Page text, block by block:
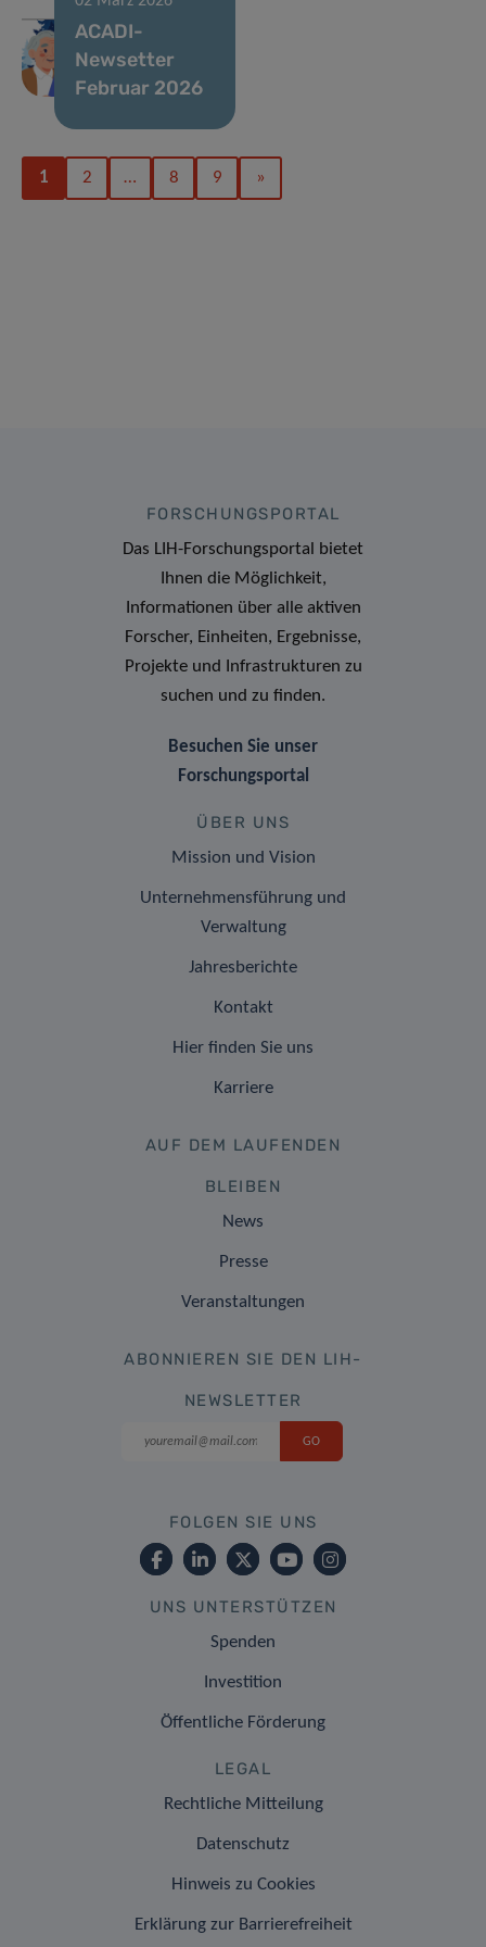
ACADI-
Newsetter
Februar 2026
1 2 … 8 9 »
FORSCHUNGSPORTAL
Das LIH-Forschungsportal bietet
Ihnen die Möglichkeit,
Informationen über alle aktiven
Forscher, Einheiten, Ergebnisse,
Projekte und Infrastrukturen zu
suchen und zu finden.
Besuchen Sie unser
Forschungsportal
ÜBER UNS
Mission und Vision
Unternehmensführung und
Verwaltung
Jahresberichte
Kontakt
Hier finden Sie uns
Karriere
AUF DEM LAUFENDEN
BLEIBEN
News
Presse
Veranstaltungen
ABONNIEREN SIE DEN LIH-
NEWSLETTER
FOLGEN SIE UNS
UNS UNTERSTÜTZEN
Spenden
Investition
Öffentliche Förderung
LEGAL
Rechtliche Mitteilung
Datenschutz
Hinweis zu Cookies
Erklärung zur Barrierefreiheit